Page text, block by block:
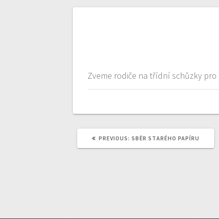
Zveme rodiče na třídní schůzky pro
příspěvek
PREVIOUS: PREVIOUS
SBĚR STARÉHO PAPÍRU